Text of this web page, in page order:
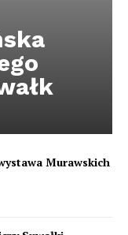
Murawskich